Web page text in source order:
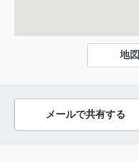
地
メールで共有する